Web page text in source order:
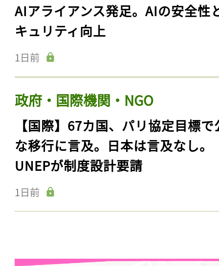
AIアライアンス発足。AIの安全性
キュリティ向上
1日前
政府・国際機関・NGO
【国際】67カ国、パリ協定目標で
な移行に言及。日本は言及なし。
UNEPが制度設計要請
1日前